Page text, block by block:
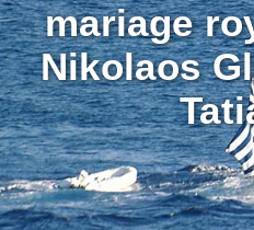
mariage
Nikolaos